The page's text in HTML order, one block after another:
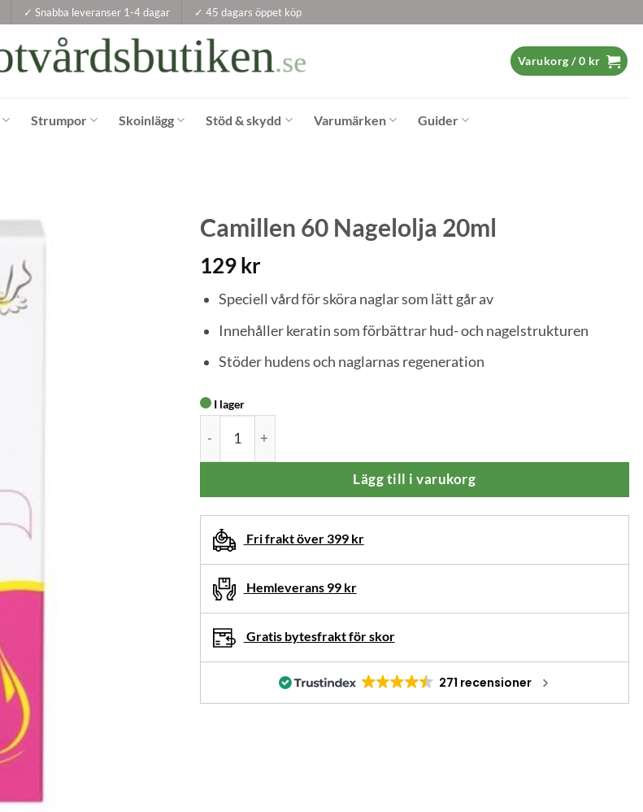
✓ Snabba leveranser 1-4 dagar ✓ 45 dagars öppet köp
Varukorg /0 kr
Strumpor Skoinlägg Stöd & skydd Varumärken Guider
Camillen 60 Nagelolja 20ml
129kr
Speciell vård för sköra naglar som lätt går av
Innehåller keratin som förbättrar hud- och nagelstrukturen
Stöder hudens och naglarnas regeneration
I lager
Lägg till i varukorg
Fri frakt över 399 kr
Hemleverans 99 kr
Gratis bytesfrakt för skor
271 recensioner